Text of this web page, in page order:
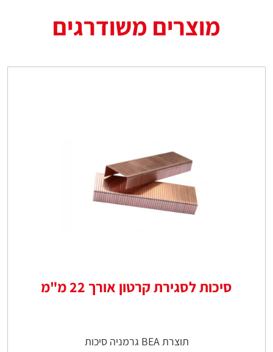
מוצרים משודרגים
סיכות לסגירת קרטון אורך 22 מ"מ
תוצרת BEA גרמניה סיכות